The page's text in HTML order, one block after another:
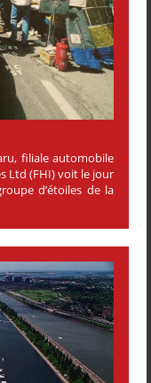
filiale automobile
Ltd (FHI) voit le jour
d’étoiles de la